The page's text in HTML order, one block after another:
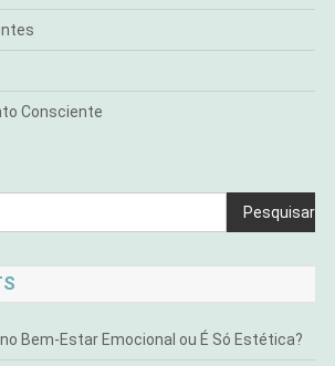
Consciente
Pesquisar
Bem-Estar Emocional ou É Só Estética?